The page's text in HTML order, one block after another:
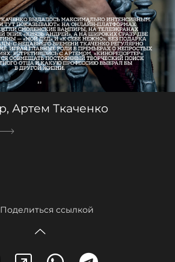
Артем Ткаченко
Поделиться ссылкой